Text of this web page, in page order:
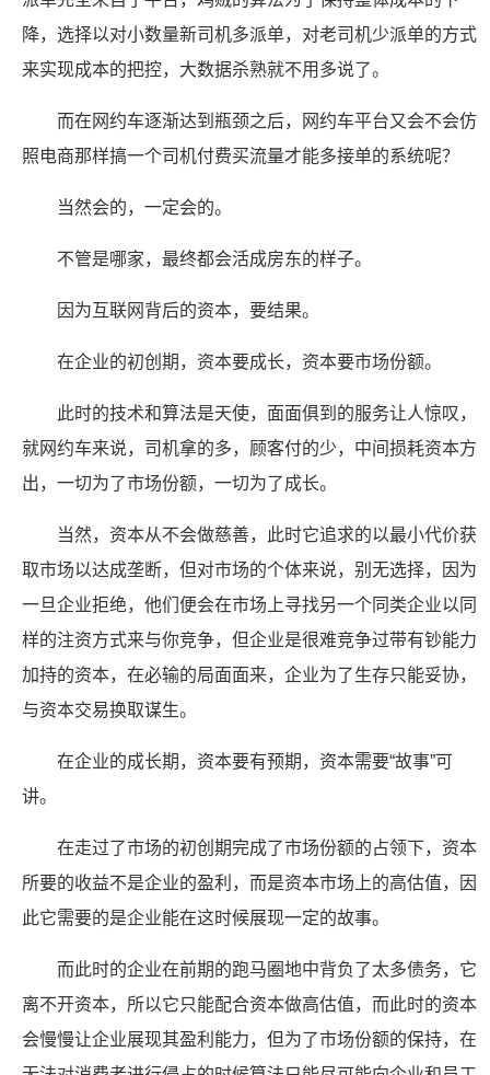
降，选择以对小数量新司机多派单，对老司机少派单的方式
来实现成本的把控，大数据杀熟就不用多说了。
而在网约车逐渐达到瓶颈之后，网约车平台又会不会仿
照电商那样搞一个司机付费买流量才能多接单的系统呢？
当然会的，一定会的。
不管是哪家，最终都会活成房东的样子。
因为互联网背后的资本，要结果。
在企业的初创期，资本要成长，资本要市场份额。
此时的技术和算法是天使，面面俱到的服务让人惊叹，
就网约车来说，司机拿的多，顾客付的少，中间损耗资本方
出，一切为了市场份额，一切为了成长。
当然，资本从不会做慈善，此时它追求的以最小代价获
取市场以达成垄断，但对市场的个体来说，别无选择，因为
一旦企业拒绝，他们便会在市场上寻找另一个同类企业以同
样的注资方式来与你竞争，但企业是很难竞争过带有钞能力
加持的资本，在必输的局面面来，企业为了生存只能妥协，
与资本交易换取谋生。
在企业的成长期，资本要有预期，资本需要“故事”可
讲。
在走过了市场的初创期完成了市场份额的占领下，资本
所要的收益不是企业的盈利，而是资本市场上的高估值，因
此它需要的是企业能在这时候展现一定的故事。
而此时的企业在前期的跑马圈地中背负了太多债务，它
离不开资本，所以它只能配合资本做高估值，而此时的资本
会慢慢让企业展现其盈利能力，但为了市场份额的保持，在